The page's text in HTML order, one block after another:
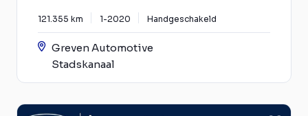
121.355 km 1-2020 Handgeschakeld
Greven Automotive
Stadskanaal